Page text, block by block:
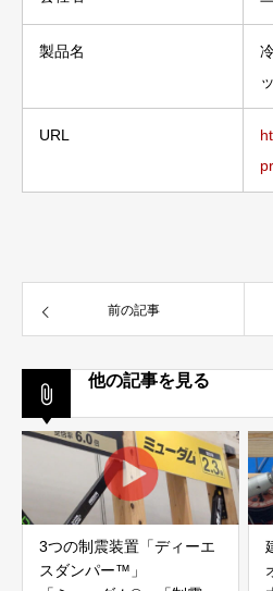
製品名
URL
前の記事
他の記事を見る
3つの制震装置「ディーエ
スダンパー™」